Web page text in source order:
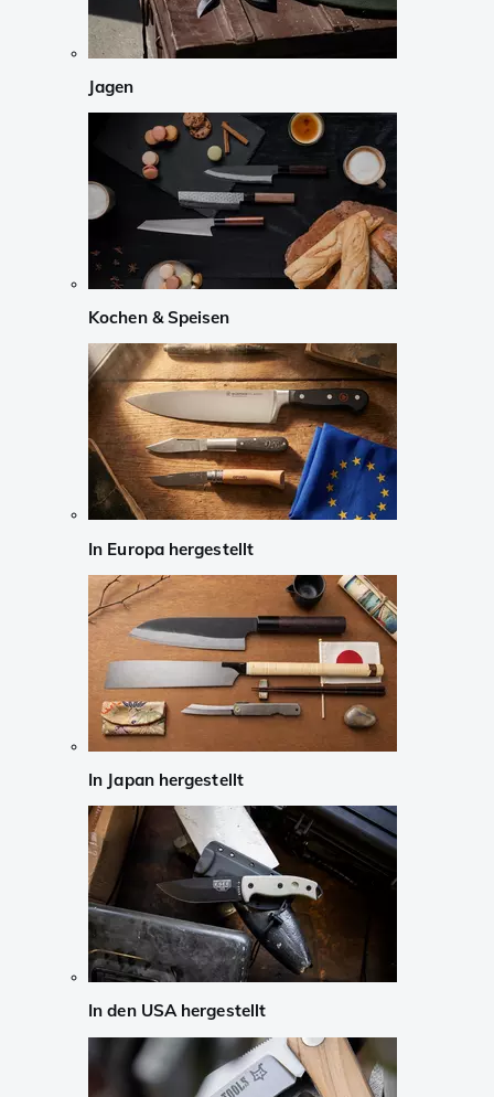
Jagen
Kochen & Speisen
In Europa hergestellt
In Japan hergestellt
In den USA hergestellt